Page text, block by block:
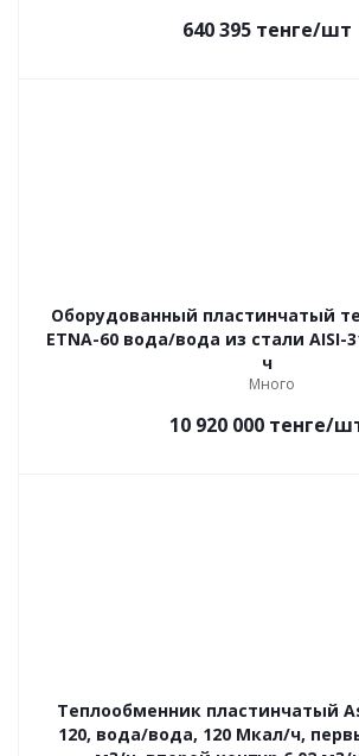
640 395тенге/шт
Оборудованный пластинчатый
ETNA-60 вода/вода из стали AISI-
ч
Много
10 920 000тенге/
Теплообменник пластинчатый
120, вода/вода, 120 Мкал/ч,